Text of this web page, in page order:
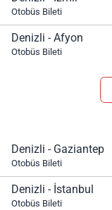
Otobüs Bileti
Denizli - Afyon
Otobüs Bileti
Denizli - Gaziantep
Otobüs Bileti
Denizli - İstanbul
Otobüs Bileti